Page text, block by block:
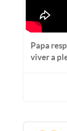
Papa
viver a